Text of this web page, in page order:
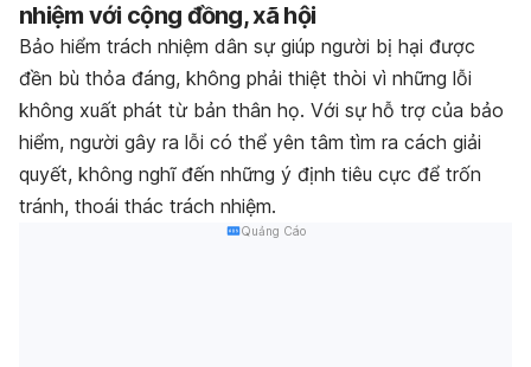
nhiệm với cộng đồng, xã hội
Bảo hiểm trách nhiệm dân sự giúp người bị hại được
đền bù thỏa đáng, không phải thiệt thòi vì những lỗi
không xuất phát từ bản thân họ. Với sự hỗ trợ của bảo
hiểm, người gây ra lỗi có thể yên tâm tìm ra cách giải
quyết, không nghĩ đến những ý định tiêu cực để trốn
tránh, thoái thác trách nhiệm.
Quảng Cáo